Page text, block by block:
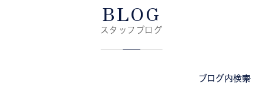
BLOG
スタッフブログ
ブログ内検索